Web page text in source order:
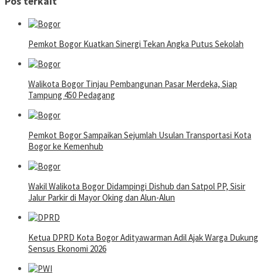
Pemkot Bogor Kuatkan Sinergi Tekan Angka Putus Sekolah
Walikota Bogor Tinjau Pembangunan Pasar Merdeka, Siap
Tampung 450 Pedagang
Pemkot Bogor Sampaikan Sejumlah Usulan Transportasi Kota
Bogor ke Kemenhub
Wakil Walikota Bogor Didampingi Dishub dan Satpol PP, Sisir
Jalur Parkir di Mayor Oking dan Alun-Alun
Ketua DPRD Kota Bogor Adityawarman Adil Ajak Warga Dukung
Sensus Ekonomi 2026